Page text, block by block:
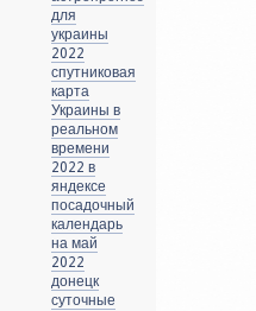
для
украины
2022
спутниковая
карта
Украины в
реальном
времени
2022 в
яндексе
посадочный
календарь
на май
2022
донецк
суточные